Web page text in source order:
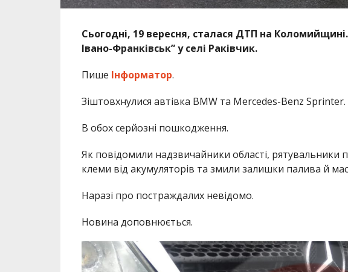
Сьогодні, 19 вересня, сталася ДТП на
Івано-Франківськ” у селі Раківчик.
Пише Інформатор.
Зіштовхнулися автівка BMW та Mercedes-Benz Sprinter.
В обох серйозні пошкодження.
Як повідомили надзвичайники області, рятувальники
клеми від акумуляторів та змили залишки палива й
Наразі про постраждалих невідомо.
Новина доповнюється.